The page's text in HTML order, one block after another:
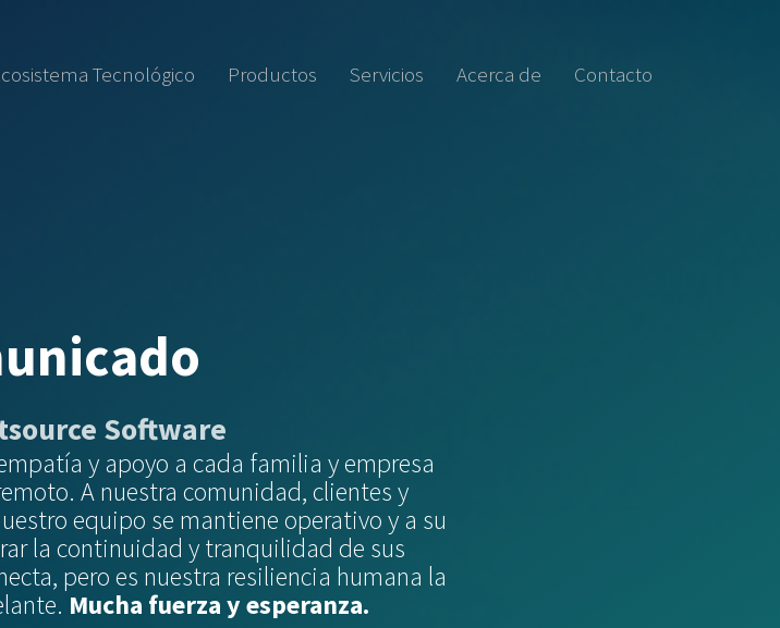
Tecnológico Productos Servicios Acerca de Contacto
Software
y apoyo a cada familia y empresa
A nuestra comunidad, clientes y
equipo se mantiene operativo y a su
la continuidad y tranquilidad de sus
pero es nuestra resiliencia humana la
Mucha fuerza y esperanza.